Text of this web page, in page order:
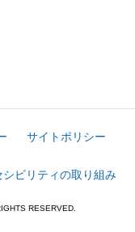
サイトポリシー
ビリティの取り組み
RESERVED.